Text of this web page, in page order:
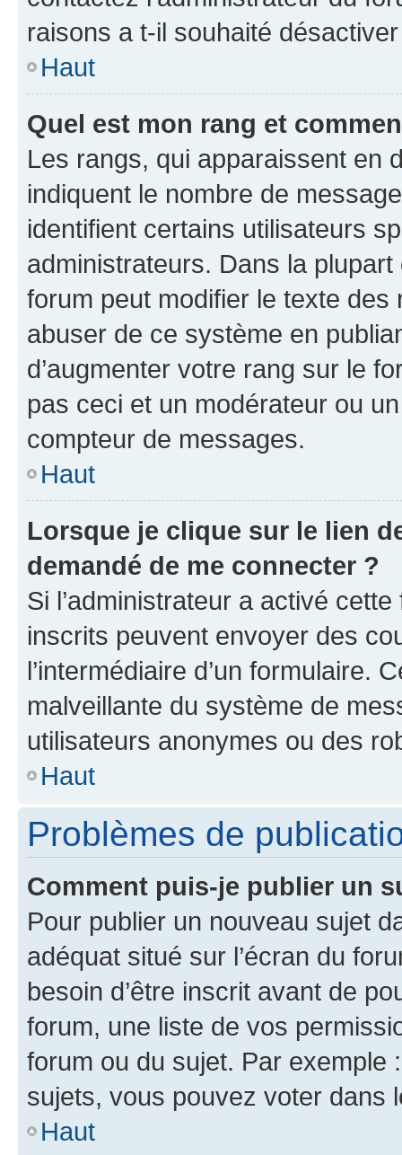
raisons a t-il souhaité
Haut
Quel est mon rang et
Les rangs, qui apparaissent en
indiquent le nombre de
identifient certains utilisateurs
administrateurs. Dans la
forum peut modifier le texte
abuser de ce système en
d’augmenter votre rang sur le
pas ceci et un modérateur ou
compteur de messages.
Haut
Lorsque je clique sur le lien
demandé de me connecter ?
Si l’administrateur a activé
inscrits peuvent envoyer des
l’intermédiaire d’un formulaire.
malveillante du système de
utilisateurs anonymes ou des
Haut
Problèmes de
Comment puis-je publier un
Pour publier un nouveau sujet
adéquat situé sur l’écran du
besoin d’être inscrit avant de
forum, une liste de vos
forum ou du sujet. Par exemple
sujets, vous pouvez voter dans
Haut